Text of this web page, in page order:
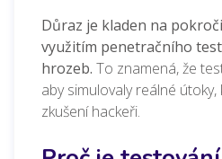
Důraz je kladen na
využitím penetračního
hrozeb. To znamená, že
aby simulovaly reálné
zkušení hackeři.